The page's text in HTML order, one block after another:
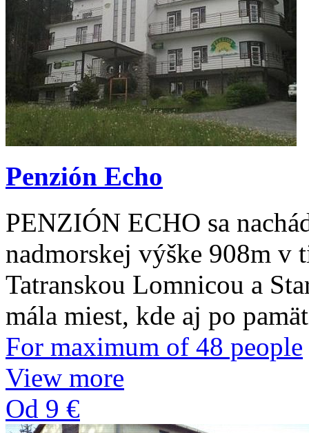
Penzión Echo
PENZIÓN ECHO sa
nadmorskej výške 908m v
Tatranskou Lomnicou a
mála miest, kde aj po
For maximum of 48 people
View more
Od 9 €